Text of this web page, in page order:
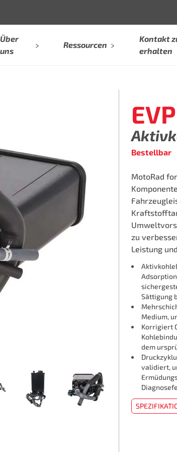
Über
uns
Ressourcen
Kontakt
erhalten
Bestellbar
MotoRad
zu
Leistung
Sättigung
Medium,
Korrigiert
dem
validiert,